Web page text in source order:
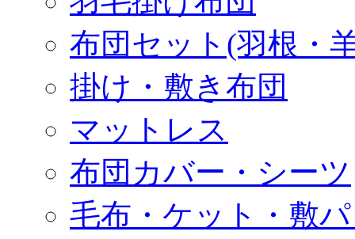
布団セット(羽根・
掛け・敷き布団
マットレス
布団カバー・シーツ
毛布・ケット・敷